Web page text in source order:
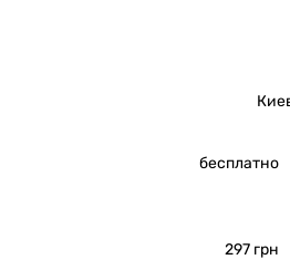
бесплатно
297 грн